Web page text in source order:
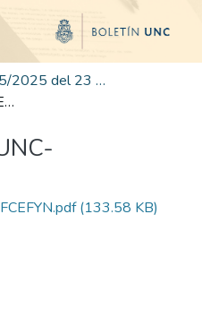
Edición 005/2025 del 23 de junio de 2025
RD-2025-1045-UNC-DEC#FCEFYN
(133.58 KB)